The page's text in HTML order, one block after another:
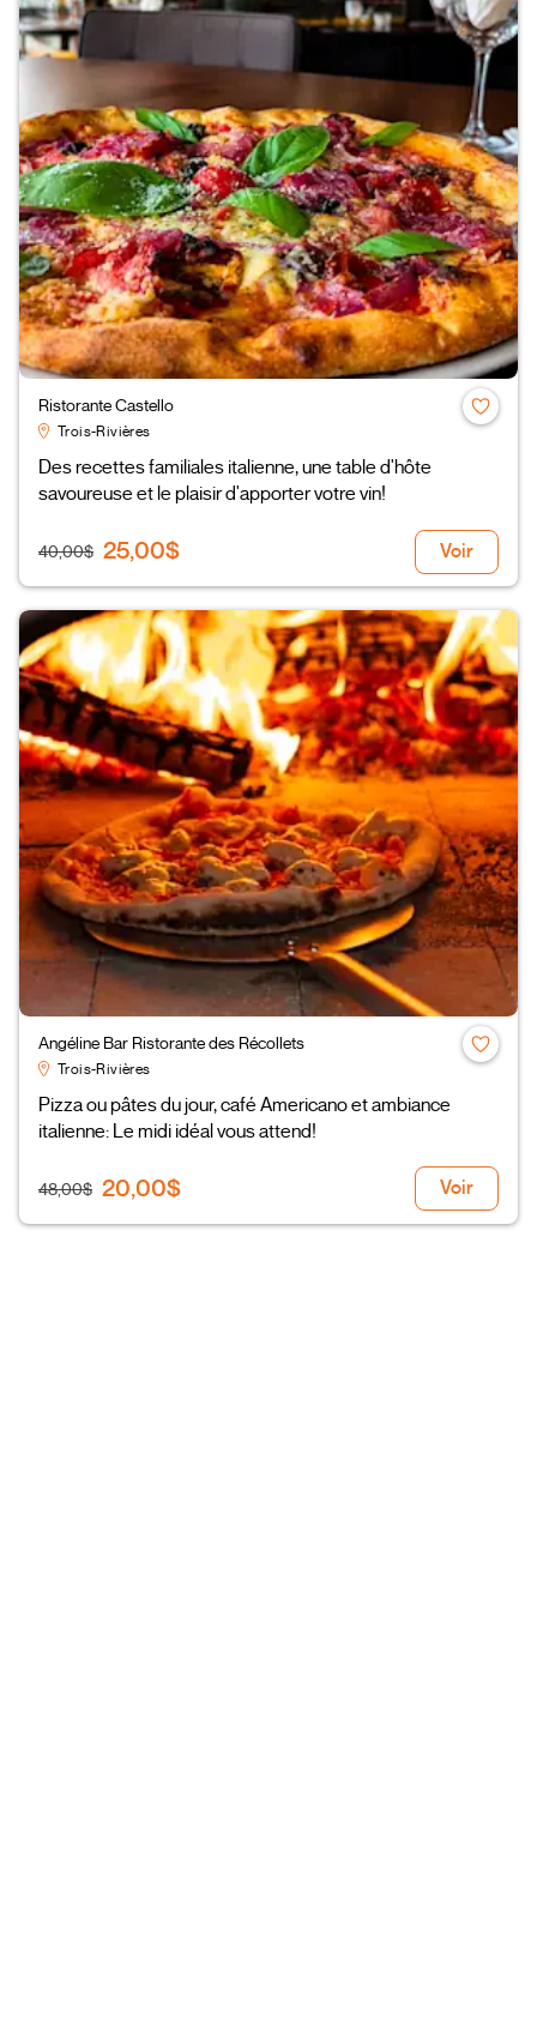
Ristorante Castello
Trois-Rivières
Des recettes familiales italienne, une table d'hôte
savoureuse et le plaisir d'apporter votre vin!
40,00$ 25,00$ Voir
Angéline Bar Ristorante des Récollets
Trois-Rivières
Pizza ou pâtes du jour, café Americano et ambiance
italienne: Le midi idéal vous attend!
48,00$ 20,00$ Voir